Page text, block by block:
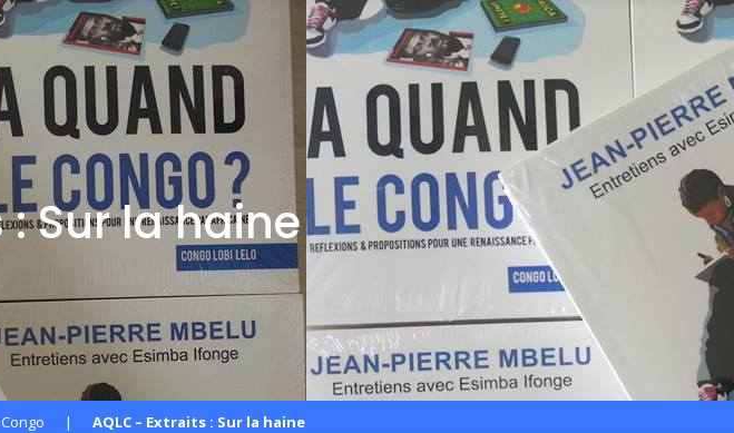
: Sur la haine
| AQLC – Extraits : Sur la haine